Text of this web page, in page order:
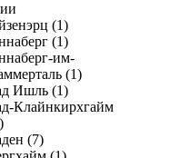
(1)
(1)
им-
(1)
Ишль (1)
Клайнкирхгайм
(7)